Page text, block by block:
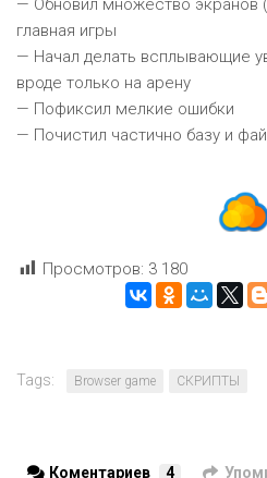
— Обновил множество экранов
главная игры
— Начал делать всплывающие
вроде только на арену
— Пофиксил мелкие ошибки
— Почистил частично базу и
Просмотров: 3 180
Tags: Browser game СКРИПТЫ
Коментариев 4